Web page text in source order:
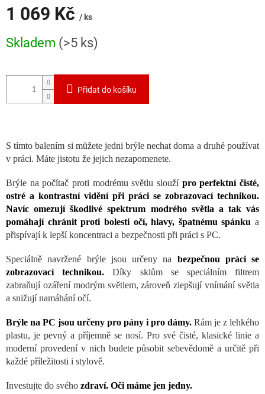
1 069 Kč / ks
cena:
Skladem (>5 ks)
Přidat do košíku
S tímto balením si můžete jedni brýle nechat doma a druhé používat
v práci. Máte jistotu že jejich nezapomenete.
Brýle na počítač proti modrému světlu slouží pro perfektní čisté,
ostré a kontrastní vidění při práci se zobrazovací technikou.
Navíc omezují škodlivé spektrum modrého světla a tak vás
pomáhají chránit proti bolesti očí, hlavy, špatnému spánku a
přispívají k lepší koncentraci a bezpečnosti při práci s PC.
Speciálně navržené brýle jsou určeny na bezpečnou práci se
zobrazovací technikou. Díky sklům se speciálním filtrem
zabraňují ozáření modrým světlem, zároveň zlepšují vnímání světla
a snižují namáhání očí.
Brýle na PC jsou určeny pro pány i pro dámy. Rám je z lehkého
plastu, je pevný a příjemně se nosí. Pro své čisté, klasické linie a
moderní provedení v nich budete působit sebevědomě a určitě při
každé příležitosti i stylově.
Investujte do svého zdraví. Oči máme jen jedny.